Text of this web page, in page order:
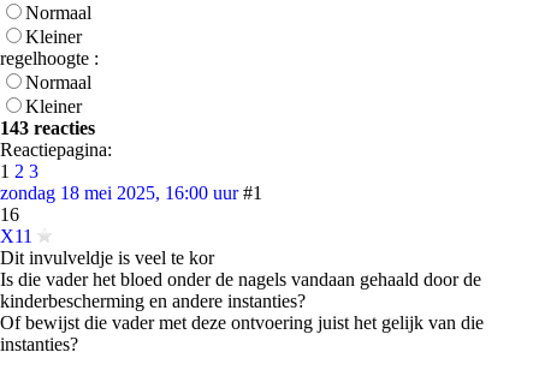
Normaal
Kleiner
regelhoogte :
Normaal
Kleiner
143 reacties
Reactiepagina:
1 2 3
zondag 18 mei 2025, 16:00 uur #1
16
X11
Dit invulveldje is veel te kor
Is die vader het bloed onder de nagels vandaan gehaald door de
kinderbescherming en andere instanties?
Of bewijst die vader met deze ontvoering juist het gelijk van die
instanties?